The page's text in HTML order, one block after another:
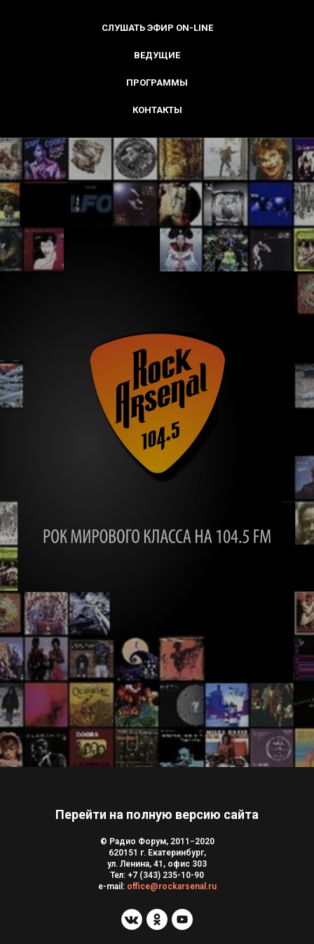
СЛУШАТЬ ЭФИР ON-LINE
ВЕДУЩИЕ
ПРОГРАММЫ
КОНТАКТЫ
Перейти на полную версию сайта
© Радио Форум, 2011−2020
620151 г. Екатеринбург,
ул. Ленина, 41, офис 303
Тел: +7 (343) 235-10-90
e-mail: office@rockarsenal.ru